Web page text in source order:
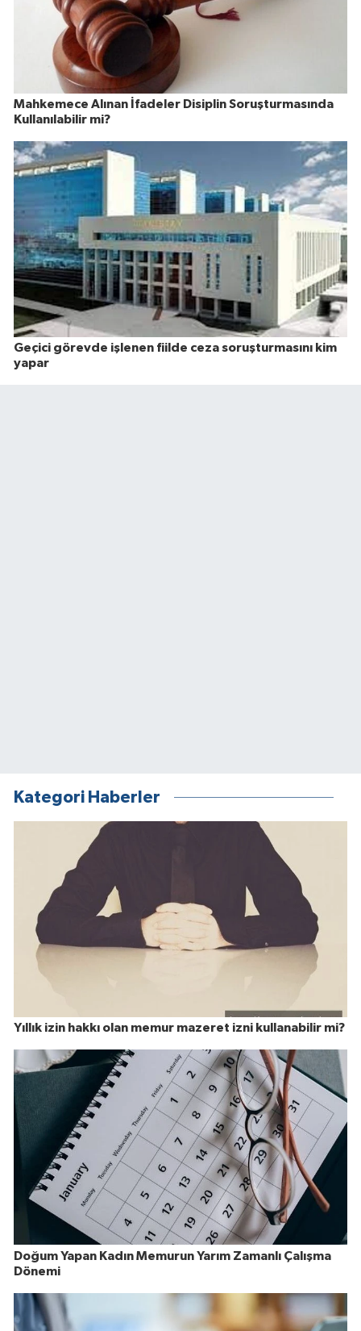
Mahkemece Alınan İfadeler Disiplin Soruşturmasında
Kullanılabilir mi?
Geçici görevde işlenen fiilde ceza soruşturmasını kim
yapar
Kategori Haberler
Yıllık izin hakkı olan memur mazeret izni kullanabilir mi?
Doğum Yapan Kadın Memurun Yarım Zamanlı Çalışma
Dönemi